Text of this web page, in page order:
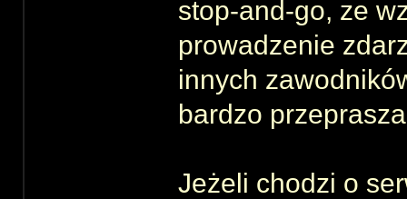
stop-and-go, ze
prowadzenie
innych
bardzo
Jeżeli chodzi o